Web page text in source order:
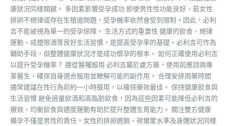
康狀況同樣關鍵。 多因素影響受孕成功 即使男性性功能良好，若女性
排卵不規律或存在生殖道問題，受孕機率依然會受到限制。因此，必利
吉不能被視為單一的受孕保障。 生活方式的重要性 健康的飲食、規律
運動、戒煙限酒等良好生活習慣，是提高受孕率的基礎。必利吉可作為
輔助手段，但整體健康狀況才是成功懷孕的根本。 如何正確使用必利吉
以提升受孕機率？ 遵從醫囑服用 必利吉屬於處方藥，使用前應諮詢專
業醫生，確保自身適合服用並瞭解可能的副作用。 合理安排用藥時間
通常建議在性行為前約一小時服用，以確保藥效最佳。 保持健康飲食與
生活習慣 避免過量飲酒和高脂肪飲食，因為這些因素可能降低必利吉的
療效。均衡飲食與適度運動有助於提升整體生育能力。 關注雙方健康
備孕不僅是男性的責任，女性的排卵週期、荷爾蒙水準及身體狀況同樣